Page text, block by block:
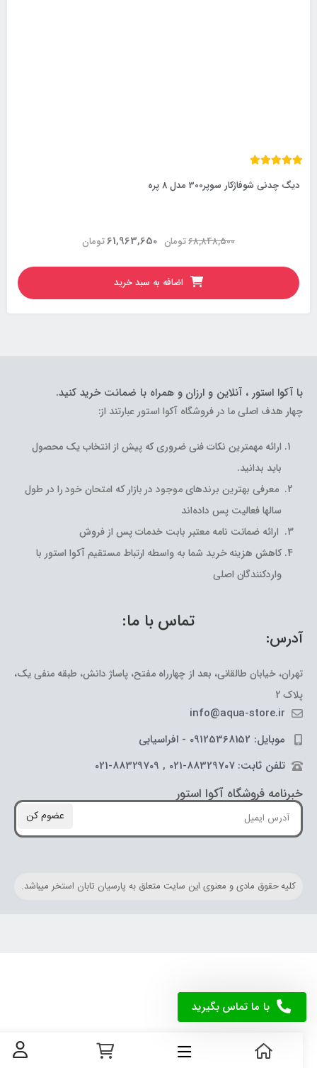
دیگ چدنی شوفاژکار سوپر300 مدل 8 پره
تومان68,848,500 تومان61,963,650
اضافه به سبد خرید
با آکوا استور ، آنلاین و ارزان و همراه با ضمانت خرید کنید.
چهار هدف اصلی ما در فروشگاه آکوا استور عبارتند از:
ارائه مهمترین نکات فنی ضروری که پیش از انتخاب یک محصول
باید بدانید.
معرفی بهترین برندهای موجود در بازار که امتحان خود را در طول
سالها فعالیت پس داده‌اند
ارائه ضمانت نامه معتبر بابت خدمات پس از فروش
کاهش هزینه خرید شما به واسطه ارتباط مستقیم آکوا استور با
واردکنندگان اصلی
تماس با ما:
آدرس:
تهران، خیابان طالقانی، بعد از چهارراه مفتح، پاساژ دانش، طبقه منفی یک،
پلاک 2
info@aqua-store.ir
موبایل: 09125368152 - افراسیابی
تلفن ثابت: 88329707-021 , 88329709-021
خبرنامه فروشگاه آکوا استور
عضوم کن
کلیه حقوق مادی و معنوی این سایت متعلق به پارسیان تابان استخر میباشد.
با ما تماس بگیرید